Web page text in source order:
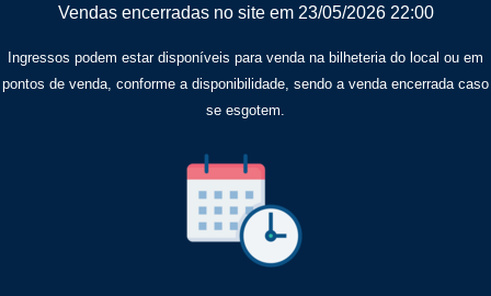
Vendas encerradas no site em 23/05/2026 22:00
Ingressos podem estar disponíveis para venda na bilheteria do local ou em
pontos de venda, conforme a disponibilidade, sendo a venda encerrada caso
se esgotem.